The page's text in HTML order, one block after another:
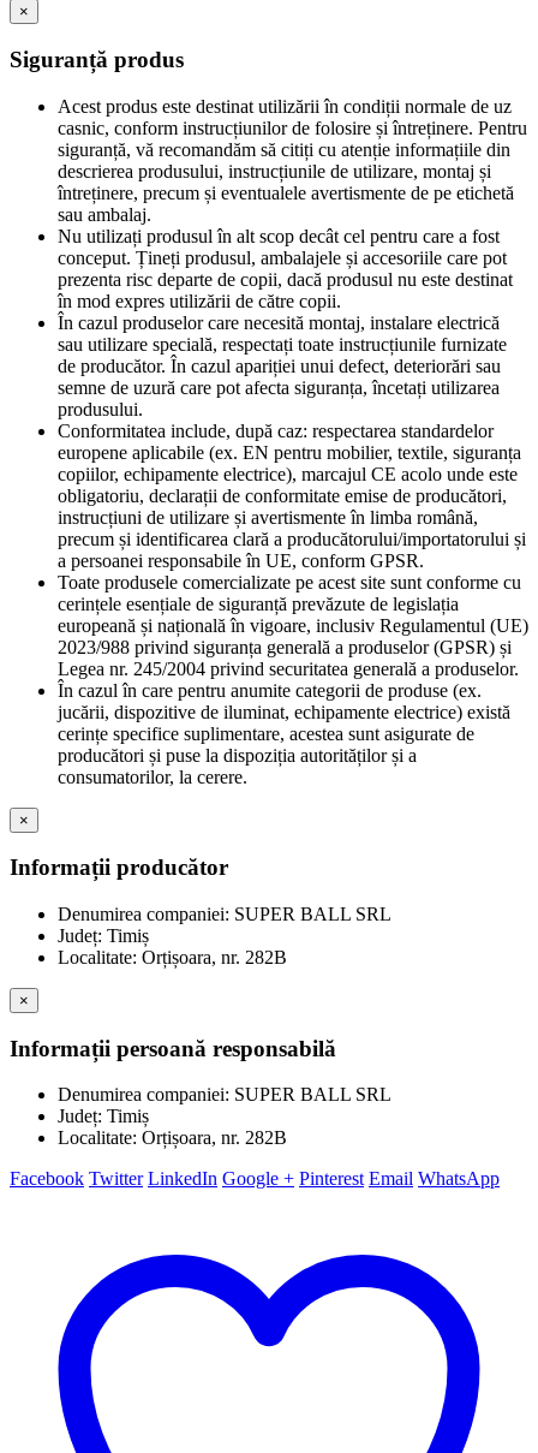
×
Siguranță produs
Acest produs este destinat utilizării în condiții normale de uz
casnic, conform instrucțiunilor de folosire și întreținere. Pentru
siguranță, vă recomandăm să citiți cu atenție informațiile din
descrierea produsului, instrucțiunile de utilizare, montaj și
întreținere, precum și eventualele avertismente de pe etichetă
sau ambalaj.
Nu utilizați produsul în alt scop decât cel pentru care a fost
conceput. Țineți produsul, ambalajele și accesoriile care pot
prezenta risc departe de copii, dacă produsul nu este destinat
în mod expres utilizării de către copii.
În cazul produselor care necesită montaj, instalare electrică
sau utilizare specială, respectați toate instrucțiunile furnizate
de producător. În cazul apariției unui defect, deteriorări sau
semne de uzură care pot afecta siguranța, încetați utilizarea
produsului.
Conformitatea include, după caz: respectarea standardelor
europene aplicabile (ex. EN pentru mobilier, textile, siguranța
copiilor, echipamente electrice), marcajul CE acolo unde este
obligatoriu, declarații de conformitate emise de producători,
instrucțiuni de utilizare și avertismente în limba română,
precum și identificarea clară a producătorului/importatorului și
a persoanei responsabile în UE, conform GPSR.
Toate produsele comercializate pe acest site sunt conforme cu
cerințele esențiale de siguranță prevăzute de legislația
europeană și națională în vigoare, inclusiv Regulamentul (UE)
2023/988 privind siguranța generală a produselor (GPSR) și
Legea nr. 245/2004 privind securitatea generală a produselor.
În cazul în care pentru anumite categorii de produse (ex.
jucării, dispozitive de iluminat, echipamente electrice) există
cerințe specifice suplimentare, acestea sunt asigurate de
producători și puse la dispoziția autorităților și a
consumatorilor, la cerere.
×
Informații producător
Denumirea companiei: SUPER BALL SRL
Județ: Timiș
Localitate: Orțișoara, nr. 282B
×
Informații persoană responsabilă
Denumirea companiei: SUPER BALL SRL
Județ: Timiș
Localitate: Orțișoara, nr. 282B
Facebook Twitter LinkedIn Google + Pinterest Email WhatsApp